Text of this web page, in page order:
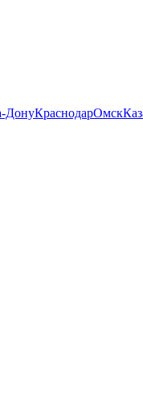
ДонуКраснодарОмск